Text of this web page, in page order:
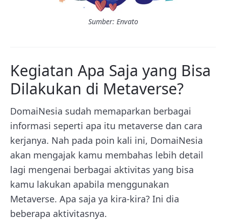
Sumber: Envato
Kegiatan Apa Saja yang Bisa
Dilakukan di Metaverse?
DomaiNesia sudah memaparkan berbagai
informasi seperti apa itu metaverse dan cara
kerjanya. Nah pada poin kali ini, DomaiNesia
akan mengajak kamu membahas lebih detail
lagi mengenai berbagai aktivitas yang bisa
kamu lakukan apabila menggunakan
Metaverse. Apa saja ya kira-kira? Ini dia
beberapa aktivitasnya.